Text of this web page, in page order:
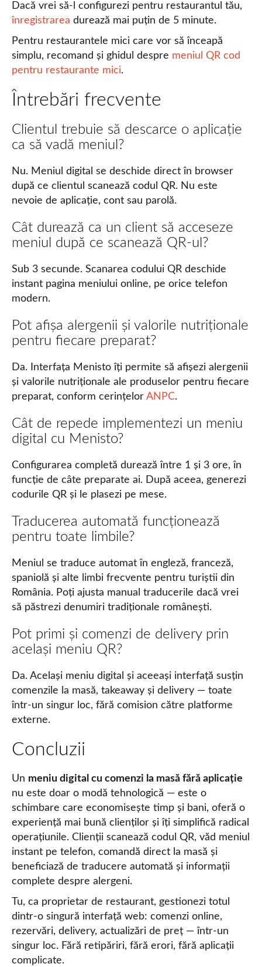
Dacă vrei să-l configurezi pentru restaurantul tău,
înregistrarea durează mai puțin de 5 minute.
Pentru restaurantele mici care vor să înceapă
simplu, recomand și ghidul despre meniul QR cod
pentru restaurante mici.
Întrebări frecvente
Clientul trebuie să descarce o aplicație
ca să vadă meniul?
Nu. Meniul digital se deschide direct în browser
după ce clientul scanează codul QR. Nu este
nevoie de aplicație, cont sau parolă.
Cât durează ca un client să acceseze
meniul după ce scanează QR-ul?
Sub 3 secunde. Scanarea codului QR deschide
instant pagina meniului online, pe orice telefon
modern.
Pot afișa alergenii și valorile nutriționale
pentru fiecare preparat?
Da. Interfața Menisto îți permite să afișezi alergenii
și valorile nutriționale ale produselor pentru fiecare
preparat, conform cerințelor ANPC.
Cât de repede implementezi un meniu
digital cu Menisto?
Configurarea completă durează între 1 și 3 ore, în
funcție de câte preparate ai. După aceea, generezi
codurile QR și le plasezi pe mese.
Traducerea automată funcționează
pentru toate limbile?
Meniul se traduce automat în engleză, franceză,
spaniolă și alte limbi frecvente pentru turiștii din
România. Poți ajusta manual traducerile dacă vrei
să păstrezi denumiri tradiționale românești.
Pot primi și comenzi de delivery prin
același meniu QR?
Da. Același meniu digital și aceeași interfață susțin
comenzile la masă, takeaway și delivery — toate
într-un singur loc, fără comision către platforme
externe.
Concluzii
Un meniu digital cu comenzi la masă fără aplicație
nu este doar o modă tehnologică — este o
schimbare care economisește timp și bani, oferă o
experiență mai bună clienților și îți simplifică radical
operațiunile. Clienții scanează codul QR, văd meniul
instant pe telefon, comandă direct la masă și
beneficiază de traducere automată și informații
complete despre alergeni.
Tu, ca proprietar de restaurant, gestionezi totul
dintr-o singură interfață web: comenzi online,
rezervări, delivery, actualizări de preț — într-un
singur loc. Fără retipăriri, fără erori, fără aplicații
complicate.